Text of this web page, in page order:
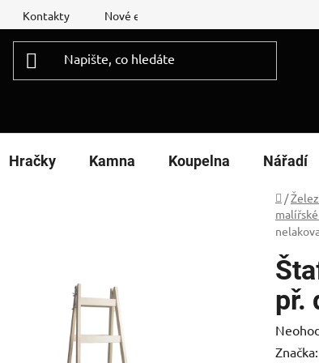
Kontakty Nové energetické štítky
Hračky Kamna Koupelna Nářadí
Domů
/
př.